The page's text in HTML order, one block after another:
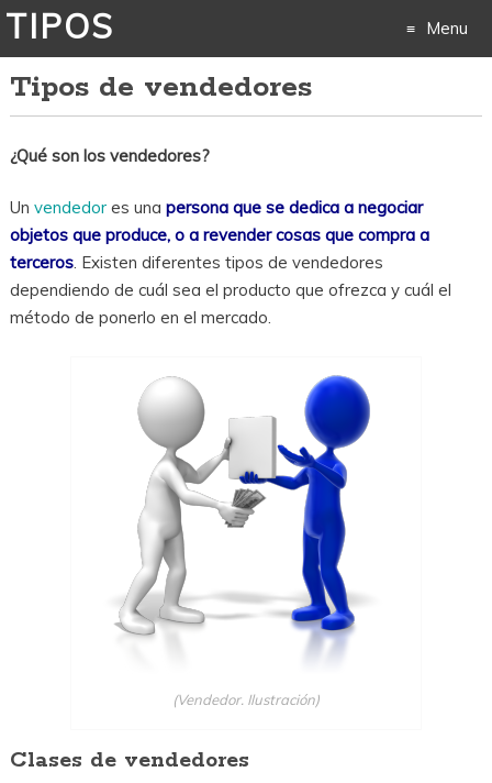
TIPOS Menu
Tipos de vendedores
¿Qué son los vendedores?
Un vendedor es una persona que se dedica a negociar
objetos que produce, o a revender cosas que compra a
terceros. Existen diferentes tipos de vendedores
dependiendo de cuál sea el producto que ofrezca y cuál el
método de ponerlo en el mercado.
(Vendedor. Ilustración)
Clases de vendedores